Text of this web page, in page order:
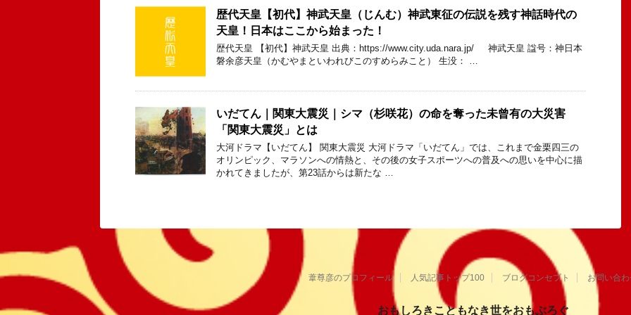
歴代天皇【初代】神武天皇（じんむ）神武東征の伝説を残す神話時代の
天皇！日本はここから始まった！
歴代天皇 【初代】神武天皇 出典：https://www.city.uda.nara.jp/ 神武天皇 諡号：神日本
磐余彦天皇（かむやまといわれびこのすめらみこと） 生没： …
いだてん｜関東大震災｜シマ（杉咲花）の命を奪った未曾有の大災害
「関東大震災」とは
大河ドラマ【いだてん】 関東大震災 大河ドラマ「いだてん」では、これまで金栗四三の
オリンピック、マラソンへの情熱と、その後の女子スポーツへの普及への思いを中心に描
かれてきましたが、第23話からは新たな …
葦尊彦のプロフィール 人気記事トップ100 ブログコンセプト お問い合
おもしろきこともなき世をおもぶろぐ